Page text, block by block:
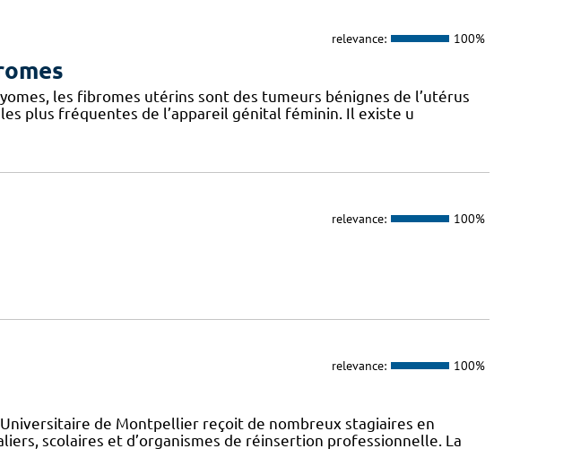
relevance: 100%
les fibromes utérins sont des tumeurs bénignes de l’utérus
plus fréquentes de l’appareil génital féminin. Il existe u
relevance: 100%
relevance: 100%
de Montpellier reçoit de nombreux stagiaires en
scolaires et d’organismes de réinsertion professionnelle. La